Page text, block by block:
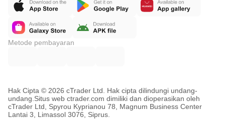
Metode pembayaran
Hak Cipta © 2026 cTrader Ltd. Hak cipta dilindungi undang-
undang. Situs web ctrader.com dimiliki dan dioperasikan oleh
cTrader Ltd, Spyrou Kyprianou 78, Magnum Business Center
Lantai 3, Limassol 3076, Siprus.